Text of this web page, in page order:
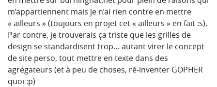
m’appartiennent mais je n’ai rien contre en mettre
« ailleurs » (toujours en projet cet « ailleurs » en fait :s).
Par contre, je trouverais ça triste que les grilles de
design se standardisent trop… autant virer le concept
de site perso, tout mettre en texte dans des
agrégateurs (et à peu de choses, ré-inventer GOPHER
quoi :p)